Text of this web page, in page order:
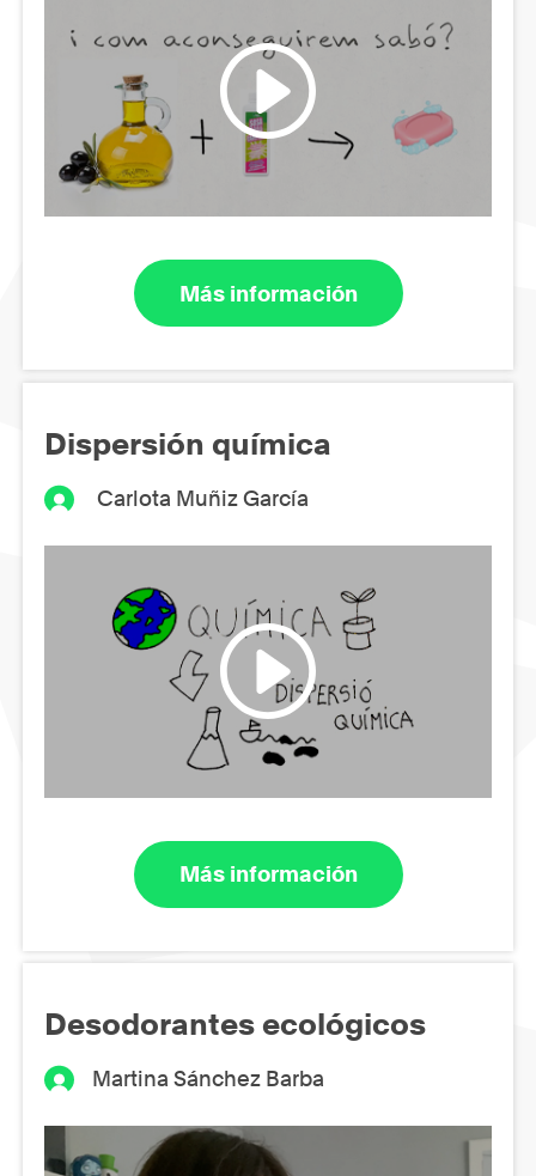
Más información
Dispersión química
Carlota Muñiz García
Más información
Desodorantes ecológicos
Martina Sánchez Barba